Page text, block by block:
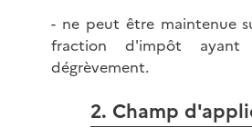
- ne peut être maintenue
fraction d'impôt
dégrèvement.
2. Champ